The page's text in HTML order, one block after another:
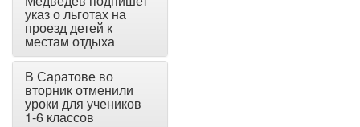
указ о льготах на
проезд детей к
местам отдыха
В Саратове во
вторник отменили
уроки для учеников
1-6 классов